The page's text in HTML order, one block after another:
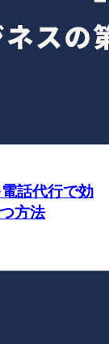
話代行で効
方法